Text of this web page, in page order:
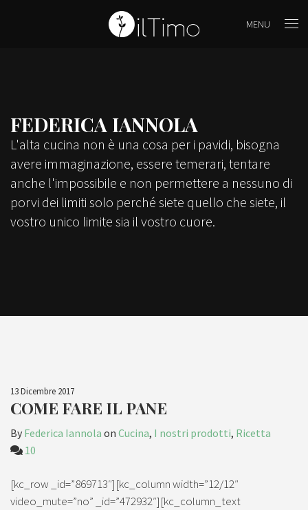
MENU
FEDERICA IANNOLA
L'alta cucina non è una cosa per i pavidi, bisogna
avere immaginazione, essere temerari, tentare
anche l'impossibile e non permettere a nessuno di
porvi dei limiti solo perché siete quello che siete, il
vostro unico limite sia il vostro cuore.
13 Dicembre 2017
COME FARE IL PANE
By Federica Iannola on Cucina, I nostri prodotti, Ricetta
10
[kc_row _id=”869713″][kc_column width=”12/12″
video_mute=”no” _id=”472932″][kc_column_text